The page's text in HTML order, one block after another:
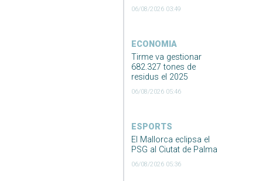
06/08/2026 03:49
ECONOMIA
Tirme va gestionar
682.327 tones de
residus el 2025
06/08/2026 05:46
ESPORTS
El Mallorca eclipsa el
PSG al Ciutat de Palma
06/08/2026 05:36